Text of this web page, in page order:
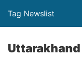
Tag Newslist
Uttarakhand